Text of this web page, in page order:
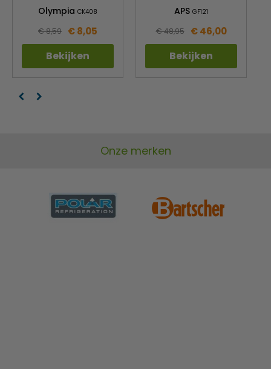
Olympia CK408
€ 8,59 € 8,05
Bekijken
APS GF121
€ 48,95 € 46,00
Bekijken
Onze merken